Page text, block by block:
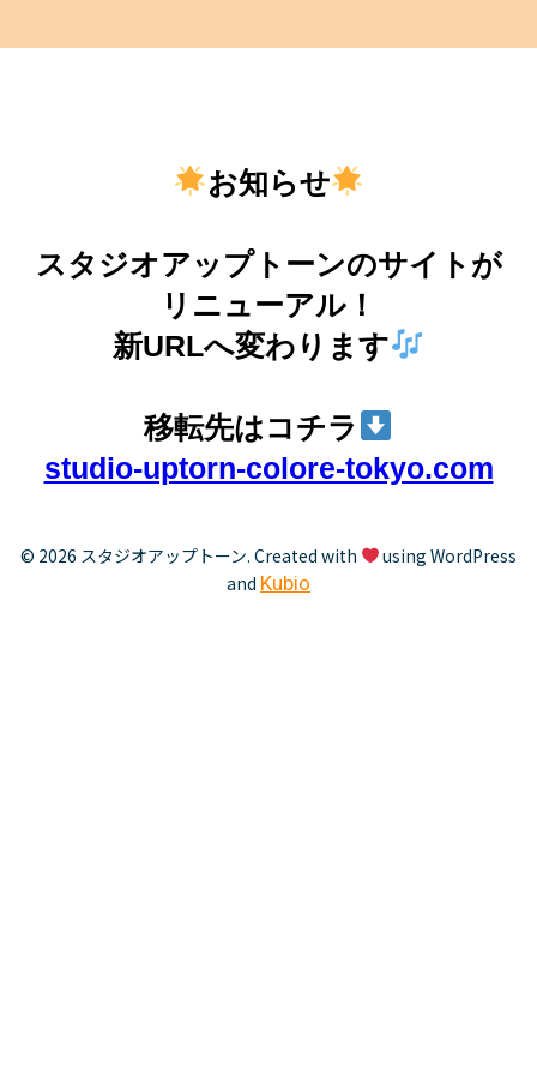
お知らせ
スタジオアップトーンのサイトが
リニューアル！
新URLへ変わります
移転先はコチラ
studio-uptorn-colore-tokyo.com
© 2026 スタジオアップトーン. Created with
using WordPress
and Kubio